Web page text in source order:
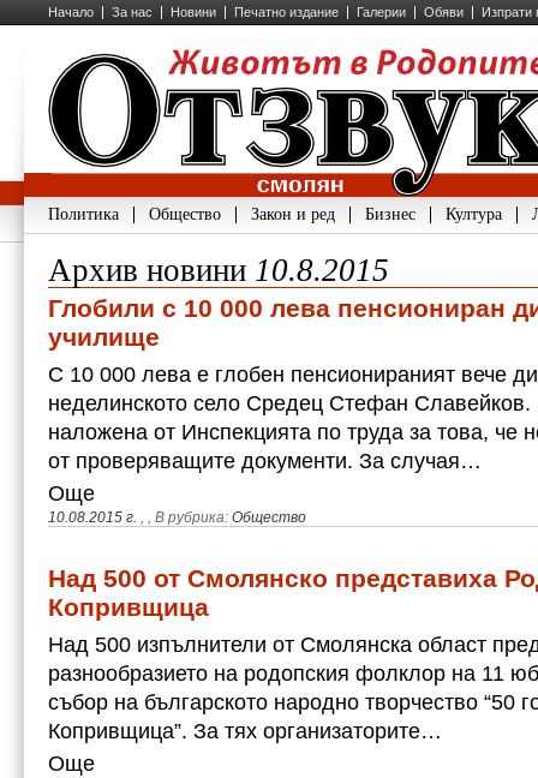
Начало За нас Новини Печатно издание Галерии Обяви Изпрати
Политика Общество Закон и ред Бизнес Култура
Архив новини 10.8.2015
Глобили с 10 000 лева пенсиониран
училище
С 10 000 лева е глобен пенсионираният вече
неделинското село Средец Стефан Славейков.
наложена от Инспекцията по труда за това, че
от проверяващите документи. За случая…
10.08.2015 г. , , В рубрика: Общество
Още
Над 500 от Смолянско представиха
Копривщица
Над 500 изпълнители от Смолянска област
разнообразието на родопския фолклор на 11
събор на българското народно творчество “50
Копривщица”. За тях организаторите…
Още